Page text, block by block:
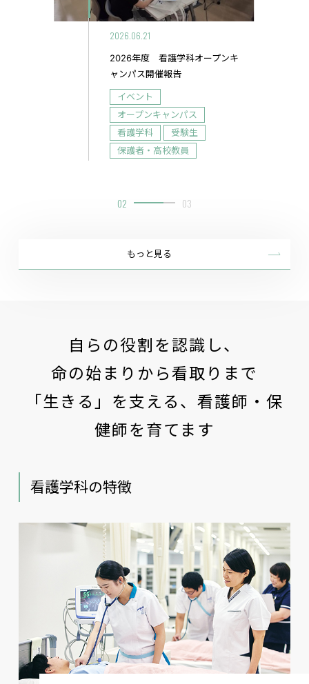
2026年度 看護学科オープンキ
ャンパス開催報告
イベント
オープンキャンパス
看護学科
03 03
もっと見る
自らの役割を認識し、
命の始まりから看取りまで
「生きる」を支える、看護師・保
健師を育てます
看護学科の特徴